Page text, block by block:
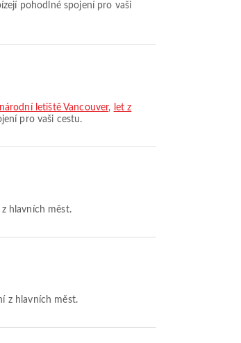
pohodlné spojení pro vaši
letiště Vancouver, let z
pro vaši cestu.
hlavních měst.
z hlavních měst.